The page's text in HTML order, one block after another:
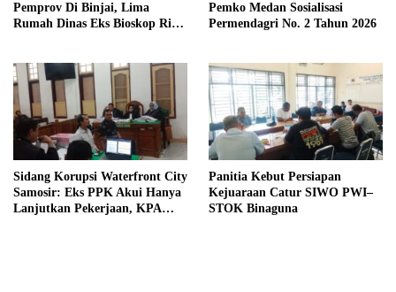
Pemprov Di Binjai, Lima
Rumah Dinas Eks Bioskop Ria
Pemko Medan Sosialisasi
Permendagri No. 2 Tahun 2026
Sidang Korupsi Waterfront City
Samosir: Eks PPK Akui Hanya
Lanjutkan Pekerjaan, KPA
Panitia Kebut Persiapan
Kejuaraan Catur SIWO PWI–
STOK Binaguna